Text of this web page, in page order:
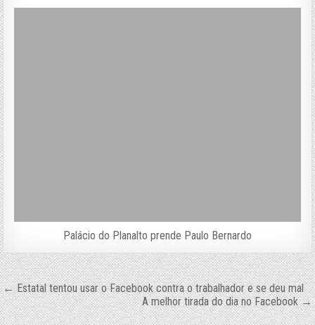
Palácio do Planalto prende Paulo Bernardo
Navegação
de
← Estatal tentou usar o Facebook contra o trabalhador e se deu mal
A melhor tirada do dia no Facebook →